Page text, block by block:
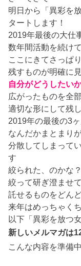
明日から「異彩を
タートします！
2019年最後の大仕
数年間活動を続け
ここにきてさっぱ
残すものが明確に
自分がどうしたい
広がったものを全
適切な形にして残
2019年の最後の3
なんだかまとまり
分散してしまって
す
絞られた、のかな？
絞って研ぎ澄ませて
託せるものをどん
来年はめっちゃく
以下「異彩を放つ
新しいメルマガは
こんな内容を準備